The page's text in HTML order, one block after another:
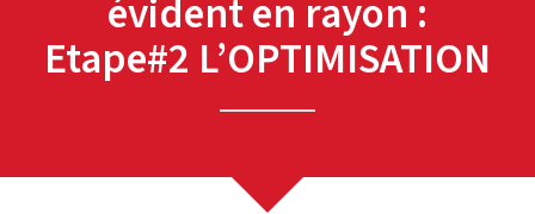
évident en rayon :
Etape#2 L’OPTIMISATION